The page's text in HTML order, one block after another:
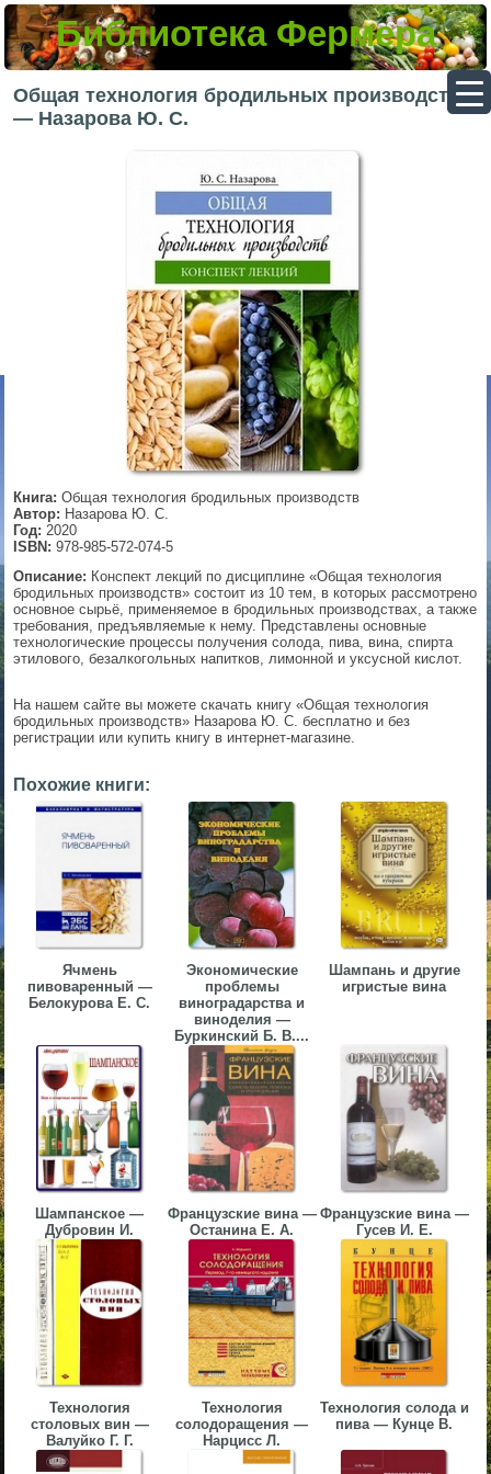
Библиотека Фермера
Общая технология бродильных производств
— Назарова Ю. С.
Книга: Общая технология бродильных производств
Автор: Назарова Ю. С.
Год: 2020
ISBN: 978-985-572-074-5
Описание: Конспект лекций по дисциплине «Общая технология
бродильных производств» состоит из 10 тем, в которых рассмотрено
основное сырьё, применяемое в бродильных производствах, а также
требования, предъявляемые к нему. Представлены основные
технологические процессы получения солода, пива, вина, спирта
этилового, безалкогольных напитков, лимонной и уксусной кислот.
На нашем сайте вы можете скачать книгу «Общая технология
бродильных производств» Назарова Ю. С. бесплатно и без
регистрации или купить книгу в интернет-магазине.
Похожие книги:
Ячмень
пивоваренный —
Белокурова Е. С.
Экономические
проблемы
виноградарства и
виноделия —
Буркинский Б. В....
Шампань и другие
игристые вина
Шампанское —
Дубровин И.
Французские вина —
Останина Е. А.
Французские вина —
Гусев И. Е.
Технология
столовых вин —
Валуйко Г. Г.
Технология
солодоращения —
Нарцисс Л.
Технология солода и
пива — Кунце В.
▼
▼
▼
▼
▼
▼
▼
▼